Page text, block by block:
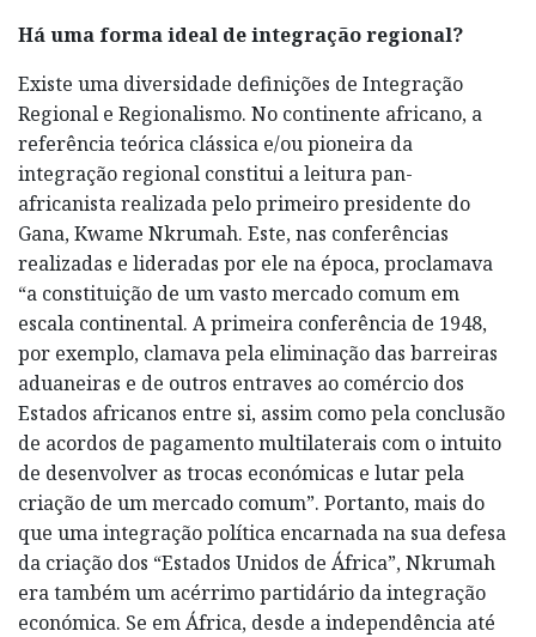
Há uma forma ideal de integração regional?
Existe uma diversidade definições de Integração
Regional e Regionalismo. No continente africano, a
referência teórica clássica e/ou pioneira da
integração regional constitui a leitura pan-
africanista realizada pelo primeiro presidente do
Gana, Kwame Nkrumah. Este, nas conferências
realizadas e lideradas por ele na época, proclamava
“a constituição de um vasto mercado comum em
escala continental. A primeira conferência de 1948,
por exemplo, clamava pela eliminação das barreiras
aduaneiras e de outros entraves ao comércio dos
Estados africanos entre si, assim como pela conclusão
de acordos de pagamento multilaterais com o intuito
de desenvolver as trocas económicas e lutar pela
criação de um mercado comum”. Portanto, mais do
que uma integração política encarnada na sua defesa
da criação dos “Estados Unidos de África”, Nkrumah
era também um acérrimo partidário da integração
económica. Se em África, desde a independência até